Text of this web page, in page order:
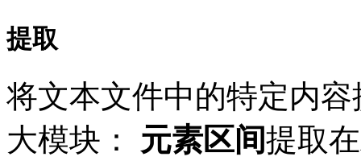
提取
将文本文件中的特定内
大模块： 元素区间提取